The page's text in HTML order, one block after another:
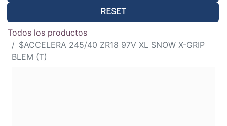
RESET
Todos los productos
$ACCELERA 245/40 ZR18 97V XL SNOW X-GRIP
BLEM (T)